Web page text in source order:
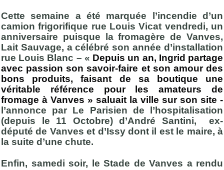
Cette semaine a été marquée l’incendie d’un
camion frigorifique rue Louis Vicat vendredi, un
anniversaire puisque la fromagère de Vanves,
Lait Sauvage, a célébré son année d’installation
rue Louis Blanc – « Depuis un an, Ingrid partage
avec passion son savoir-faire et son amour des
bons produits, faisant de sa boutique une
véritable référence pour les amateurs de
fromage à Vanves » saluait la ville sur son site -
l’annonce par Le Parisien de l’hospitalisation
(depuis le 11 Octobre) d’André Santini, ex-
député de Vanves et d’Issy dont il est le maire, à
la suite d’une chute.
Enfin, samedi soir, le Stade de Vanves a rendu